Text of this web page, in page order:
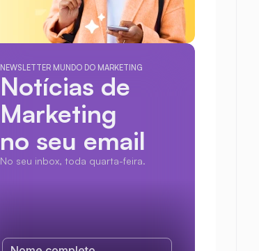
NEWSLETTER MUNDO DO MARKETING
Notícias de
Marketing
no seu email
No seu inbox, toda quarta-feira.